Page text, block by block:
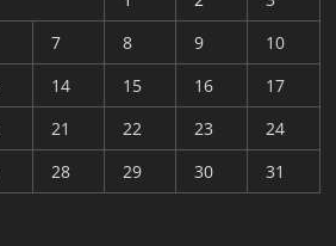
7 8 9
10
14 15 16
17
21 22 23
24
28 29 30 31